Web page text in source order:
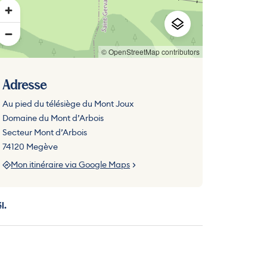
© OpenStreetMap contributors
Adresse
Au pied du télésiège du Mont Joux
Domaine du Mont d’Arbois
Secteur Mont d’Arbois
74120 Megève
Mon itinéraire via Google Maps